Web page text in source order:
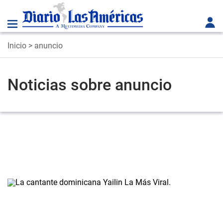
Inicio > anuncio
Noticias sobre anuncio